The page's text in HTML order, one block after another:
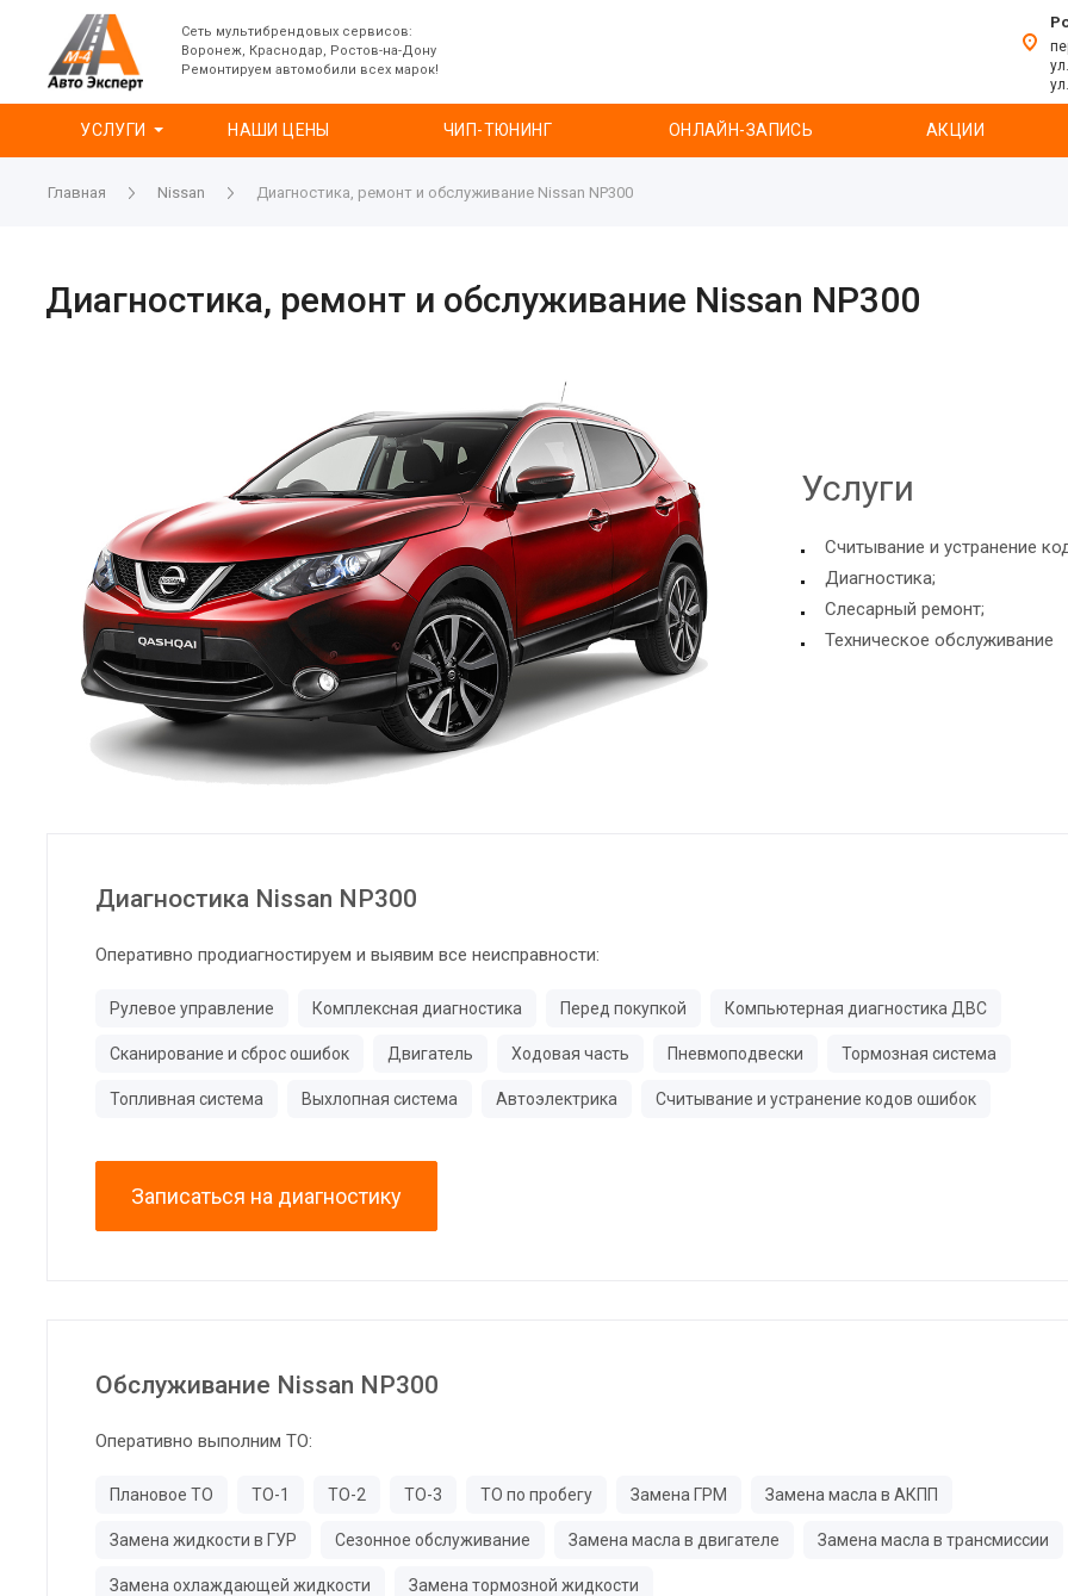
Сеть мультибрендовых сервисов:
Воронеж, Краснодар, Ростов-на-Дону
Ремонтируем автомобили всех марок!
УСЛУГИ НАШИ ЦЕНЫ ЧИП-ТЮНИНГ ОНЛАЙН-ЗАПИСЬ АКЦИИ
Главная Nissan Диагностика, ремонт и обслуживание Nissan NP300
Диагностика, ремонт и обслуживание Nissan NP300
Услуги
Считывание и устранение
Диагностика;
Слесарный ремонт;
Техническое обслуживание
Диагностика Nissan NP300
Оперативно продиагностируем и выявим все неисправности:
Рулевое управление Комплексная диагностика Перед покупкой Компьютерная диагностика ДВС
Сканирование и сброс ошибок Двигатель Ходовая часть Пневмоподвески Тормозная система
Топливная система Выхлопная система Автоэлектрика Считывание и устранение кодов ошибок
Записаться на диагностику
Обслуживание Nissan NP300
Оперативно выполним ТО:
Плановое ТО ТО-1 ТО-2 ТО-3 ТО по пробегу Замена ГРМ Замена масла в АКПП
Замена жидкости в ГУР Сезонное обслуживание Замена масла в двигателе Замена масла в трансмиссии
Замена охлаждающей жидкости Замена тормозной жидкости